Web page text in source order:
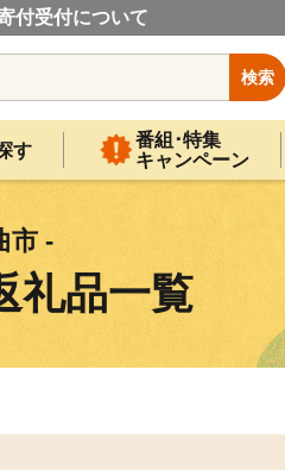
付受付について
検索
す
番組･特集
キャンペーン
市 -
礼品一覧